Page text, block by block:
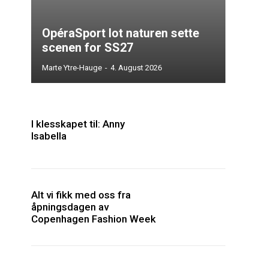
OpéraSport lot naturen sette
scenen for SS27
Marte Ytre-Hauge - 4. August 2026
I klesskapet til: Anny
Isabella
Alt vi fikk med oss fra
åpningsdagen av
Copenhagen Fashion Week